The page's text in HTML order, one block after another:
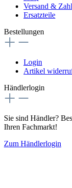
Versand &
Ersatzteile
Bestellungen
Login
Artikel
Händlerlogin
Sie sind Händler?
Ihren Fachmarkt!
Zum Händlerlogin